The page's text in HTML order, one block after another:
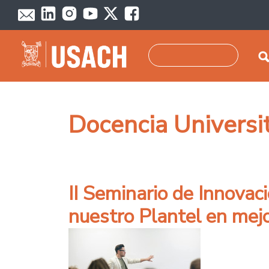
Pasar al contenido principal
Docencia
II Seminario de
nuestro Plantel en